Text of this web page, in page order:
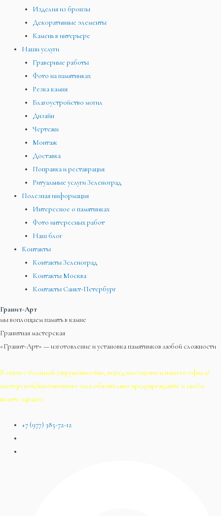
Изделия из бронзы
Декоративные элементы
Камень в интерьере
Наши услуги
Граверные работы
Фото на памятниках
Резка камня
Благоустройство могил
Дизайн
Чертежи
Монтаж
Доставка
Поправка и реставрация
Ритуальные услуги Зеленоград
Полезная информация
Интересное о памятниках
Фото интересных работ
Наш блог
Контакты
Контакты Зеленоград
Контакты Москва
Контакты Санкт-Петербург
Гранит-Арт
мы воплощаем память в камне
Гранитная мастерская
«Гранит-Арт» — изготовление и установка памятников любой сложности
В связи с большой загруженностью, перед посещением нашего офиса/
мастерской/выставочного зала обязательно предупреждайте о своём
визите заранее.
+7 (977) 385-72-12